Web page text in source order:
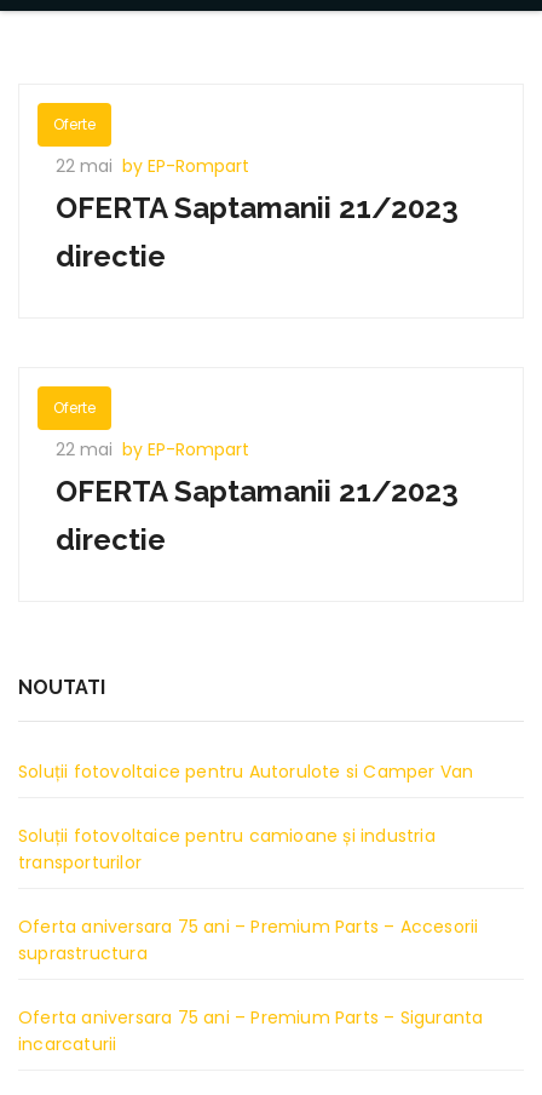
Oferte
22 mai by EP-Rompart
OFERTA Saptamanii 21/2023
directie
Oferte
22 mai by EP-Rompart
OFERTA Saptamanii 21/2023
directie
NOUTATI
Soluții fotovoltaice pentru Autorulote si Camper Van
Soluții fotovoltaice pentru camioane și industria
transporturilor
Oferta aniversara 75 ani – Premium Parts – Accesorii
suprastructura
Oferta aniversara 75 ani – Premium Parts – Siguranta
incarcaturii